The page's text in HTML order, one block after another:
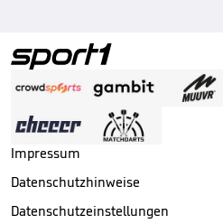
Impressum
Datenschutzhinweise
Datenschutzeinstellungen